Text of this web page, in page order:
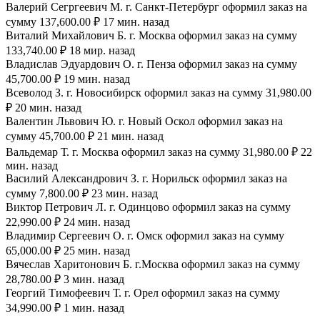
Валерий Сегргеевич М. г. Санкт-Петербург оформил заказ на
сумму 137,600.00 ₽ 17 мин. назад
Виталий Михайлович Б. г. Москва оформил заказ на сумму
133,740.00 ₽ 18 мир. назад
Владислав Эдуардович О. г. Пенза оформил заказ на сумму
45,700.00 ₽ 19 мин. назад
Всеволод З. г. Новосибирск оформил заказ на сумму 31,980.00
₽ 20 мин. назад
Валентин Львович Ю. г. Новый Оскол оформил заказ на
сумму 45,700.00 ₽ 21 мин. назад
Вальдемар Т. г. Москва оформил заказ на сумму 31,980.00 ₽ 22
мин. назад
Василий Александрович З. г. Норильск оформил заказ на
сумму 7,800.00 ₽ 23 мин. назад
Виктор Петрович Л. г. Одинцово оформил заказ на сумму
22,990.00 ₽ 24 мин. назад
Владимир Сергеевич О. г. Омск оформил заказ на сумму
65,000.00 ₽ 25 мин. назад
Вячеслав Харитонович Б. г.Москва оформил заказ на сумму
28,780.00 ₽ 3 мин. назад
Георгий Тимофеевич Т. г. Орел оформил заказ на сумму
34,990.00 ₽ 1 мин. назад